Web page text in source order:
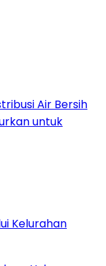
Air Bersih
untuk
Kelurahan